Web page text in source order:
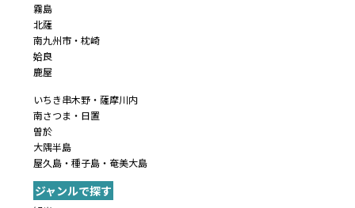
霧島
北薩
南九州市・枕崎
姶良
鹿屋
いちき串木野・薩摩川内
南さつま・日置
曽於
大隅半島
屋久島・種子島・奄美大島
ジャンルで探す